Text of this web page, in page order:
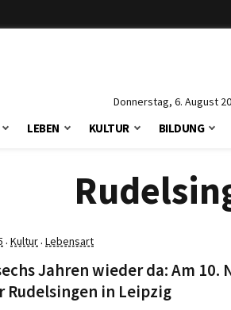
Donnerstag, 6. August
LEBEN KULTUR BILDUNG
· Kultur· Lebensart
Jahren wieder da: Am 10.
Rudelsingen in Leipzig